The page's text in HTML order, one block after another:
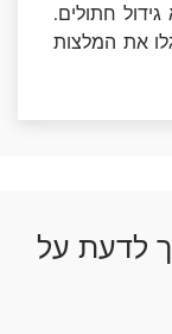
חתולים.
את המלצות
לדעת על